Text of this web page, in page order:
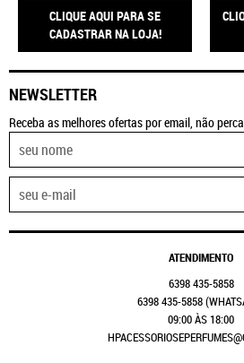
CLIQUE AQUI PARA SE
CADASTRAR NA LOJA!
NEWSLETTER
Receba as melhores ofertas por email, não
ATENDIMENTO
6398435-5858
6398435-5858
09:00 ÀS 18:00